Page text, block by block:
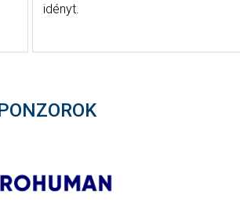
idényt.